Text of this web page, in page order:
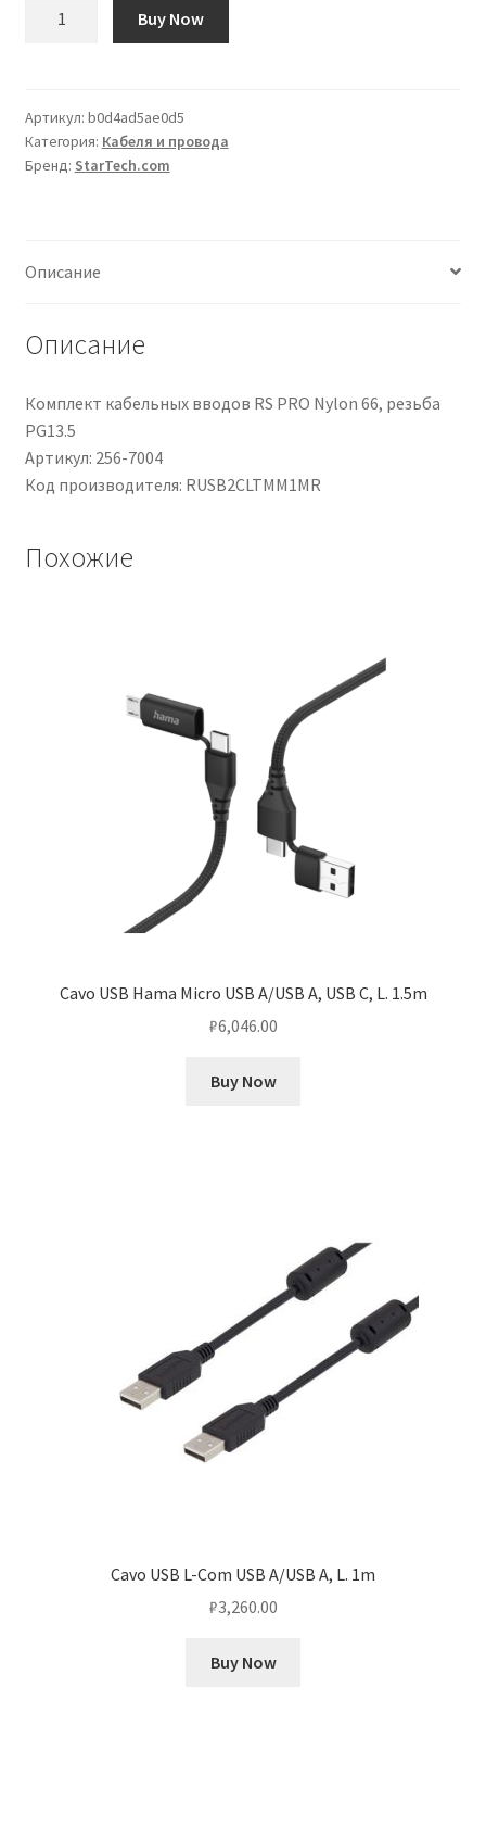
StarTech.com
USB
C/Lightning,
Nero
Buy Now
Артикул: b0d4ad5ae0d5
Категория: Кабеля и провода
Бренд: StarTech.com
Описание
Описание
Комплект кабельных вводов RS PRO Nylon 66, резьба
PG13.5
Артикул: 256-7004
Код производителя: RUSB2CLTMM1MR
Похожие
Cavo USB Hama Micro USB A/USB A, USB C, L. 1.5m
₽6,046.00
Buy Now
Cavo USB L-Com USB A/USB A, L. 1m
₽3,260.00
Buy Now